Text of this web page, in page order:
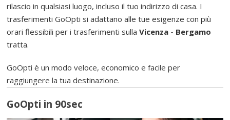
rilascio in qualsiasi luogo, incluso il tuo indirizzo di casa. I
trasferimenti GoOpti si adattano alle tue esigenze con più
orari flessibili per i trasferimenti sullaVicenza - Bergamo
tratta.
GoOpti è un modo veloce, economico e facile per
raggiungere la tua destinazione.
GoOpti in 90sec